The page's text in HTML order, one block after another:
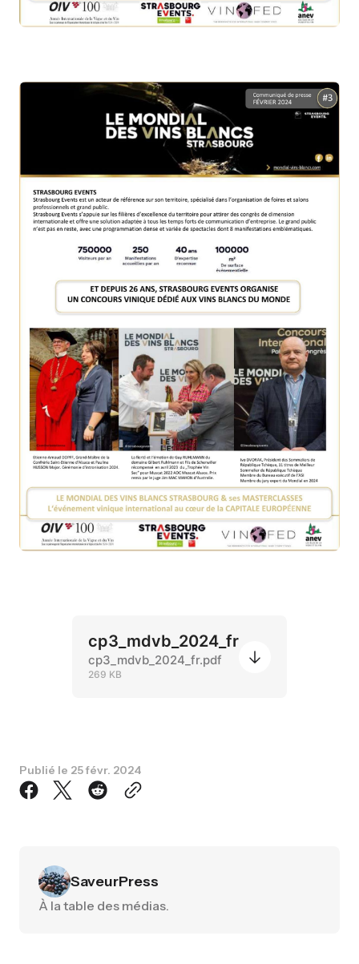
cp3_mdvb_2024_fr
cp3_mdvb_2024_fr.pdf
269 KB
Publié le 25 févr. 2024
SaveurPress
À la table des médias.